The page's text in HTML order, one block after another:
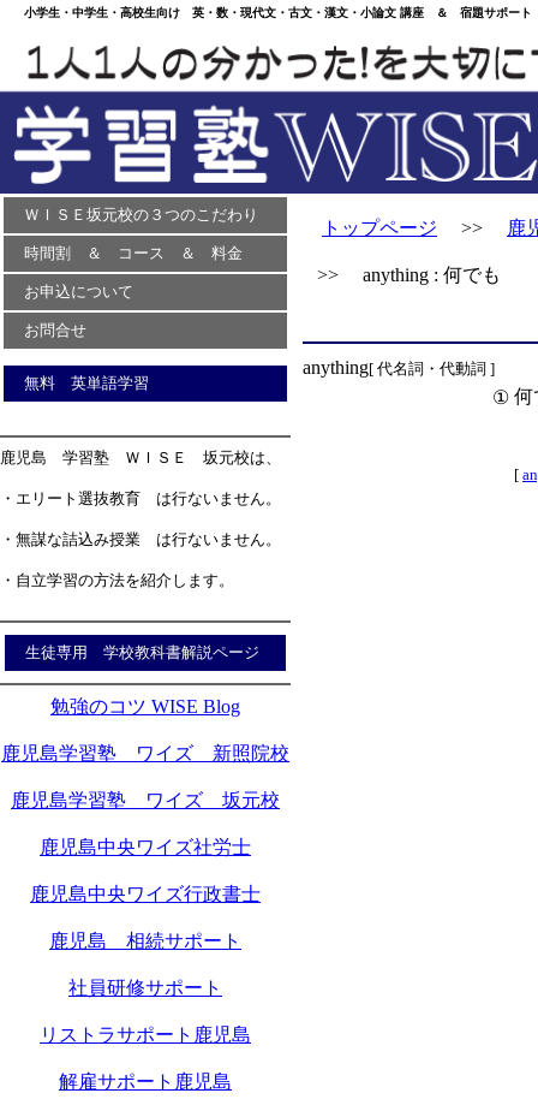
小学生・中学生・高校生向け 英・数・現代文・古文・漢文・小論文 講座 ＆ 宿題サポー
ＷＩＳＥ坂元校の３つのこだわり
時間割 ＆ コース ＆ 料金
お申込について
お問合せ
無料 英単語学習
鹿児島 学習塾 ＷＩＳＥ 坂元校は、
・エリート選抜教育 は行ないません。
・無謀な詰込み授業 は行ないません。
・自立学習の方法を紹介します。
生徒専用 学校教科書解説ページ
勉強のコツ WISE Blog
鹿児島学習塾 ワイズ 新照院校
鹿児島学習塾 ワイズ 坂元校
鹿児島中央ワイズ社労士
鹿児島中央ワイズ行政書士
鹿児島 相続サポート
社員研修サポート
リストラサポート鹿児島
解雇サポート鹿児島
トップページ >> 鹿
>> anything : 何でも
anything[ 代名詞・代動詞 ]
① 何
[